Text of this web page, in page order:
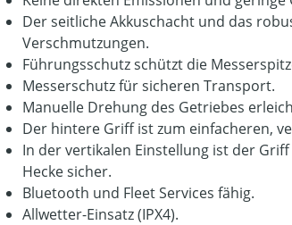
Der seitliche Akkuschacht und das
Verschmutzungen.
Führungsschutz schützt die
Messerschutz für sicheren Transport.
Manuelle Drehung des Getriebes
Der hintere Griff ist zum einfacheren,
In der vertikalen Einstellung ist der
Hecke sicher.
Bluetooth und Fleet Services fähig.
Allwetter-Einsatz (IPX4).